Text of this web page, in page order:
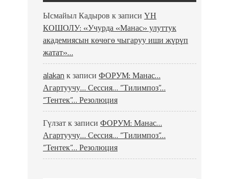
Ысмайыл Кадыров к записи ҮН
КОШОЛУ: «Учурда «Манас» улуттук
академиясын көчөгө чыгаруу иши жүрүп
жатат»…
alakan к записи ФОРУМ: Манас…
Агартуучу… Сессия… “Тилимпоз”…
“Тентек”… Резолюция
Гүлзатк записи ФОРУМ: Манас…
Агартуучу… Сессия… “Тилимпоз”…
“Тентек”… Резолюция